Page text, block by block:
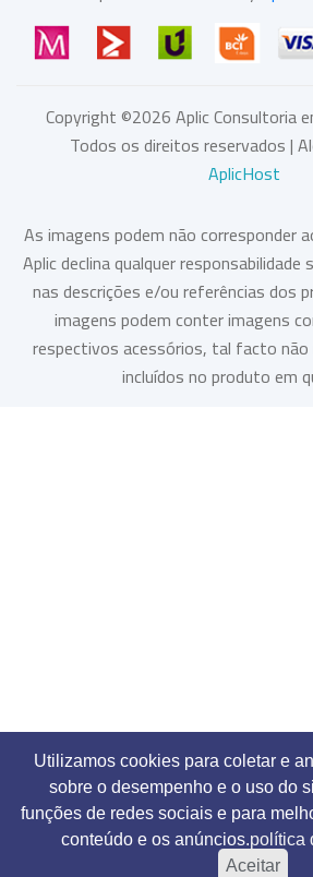
Utilizamos cookies para coletar e
sobre o desempenho e o uso do
funções de redes sociais e para
conteúdo e os anúncios.política
Aceitar
Copyright ©2026Aplic Consultoria
Todos os direitos reservados |
AplicHost
As imagens podem não corresponder
Aplic declina qualquer
nas descrições e/ou referências dos
imagens podem conter imagens
respectivos acessórios, tal facto não
incluídos no produto em